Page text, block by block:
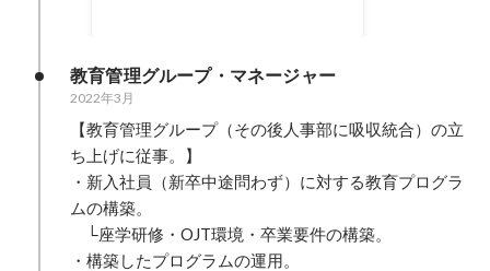
教育管理グループ・マネージャー
2022年3月
【教育管理グループ（その後人事部に吸収統合）の立
ち上げに従事。】
・新入社員（新卒中途問わず）に対する教育プログラ
ムの構築。
└座学研修・OJT環境・卒業要件の構築。
・構築したプログラムの運用。